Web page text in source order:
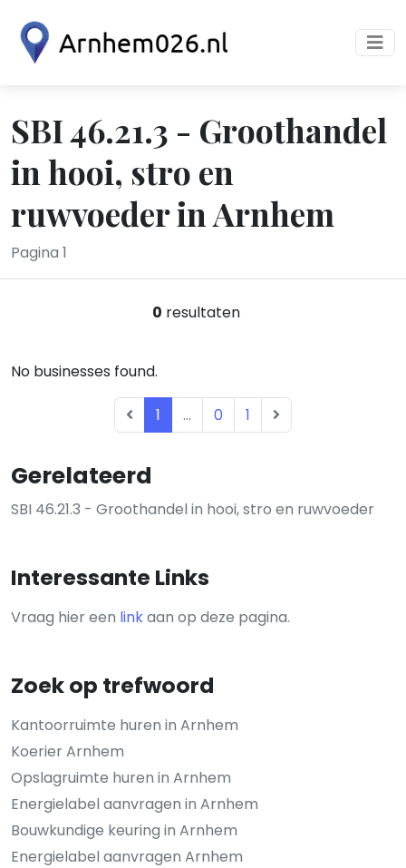
SBI 46.21.3 - Groothandel
in hooi, stro en
ruwvoeder in Arnhem
Pagina 1
Gerelateerd
SBI 46.21.3 - Groothandel in hooi, stro en ruwvoeder
Interessante Links
Vraag hier een linkaan op deze pagina.
Zoek op trefwoord
Kantoorruimte huren in Arnhem
Koerier Arnhem
Opslagruimte huren in Arnhem
Energielabel aanvragen in Arnhem
Bouwkundige keuring in Arnhem
Energielabel aanvragen Arnhem
0 resultaten
No businesses found.
1 ... 0 1